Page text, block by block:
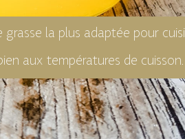
grasse la plus adaptée pour
aux températures de cuisson.